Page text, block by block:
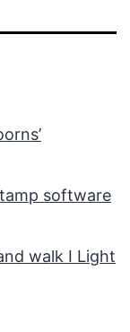
software
walk I Light